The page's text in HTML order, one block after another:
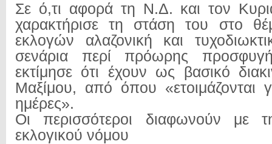
Σε ό,τι αφορά τη Ν.Δ. και τον
χαρακτήρισε τη στάση του στο
εκλογών αλαζονική και
σενάρια περί πρόωρης
εκτίμησε ότι έχουν ως βασικό
Μαξίμου, από όπου «ετοιμάζονται
ημέρες».
Οι περισσότεροι διαφωνούν με
εκλογικού νόμου